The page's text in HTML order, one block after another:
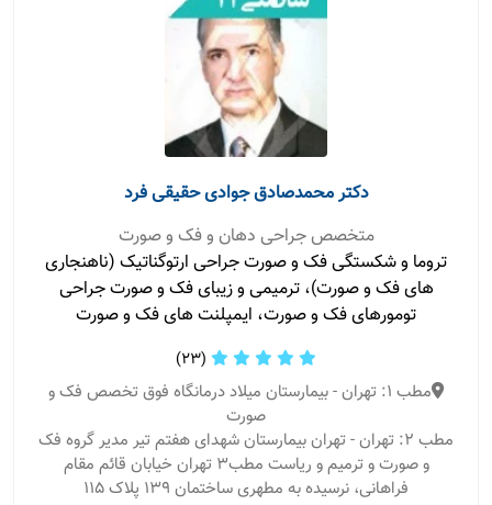
دکتر محمدصادق جوادی حقیقی فرد
متخصص جراحی دهان و فک و صورت
تروما و شکستگی فک و صورت جراحی ارتوگناتیک (ناهنجاری
های فک و صورت)، ترمیمی و زیبای فک و صورت جراحی
تومورهای فک و صورت، ایمپلنت های فک و صورت
(23)
مطب 1: تهران - بیمارستان میلاد درمانگاه فوق تخصص فک و
صورت
مطب 2: تهران - تهران بیمارستان شهدای هفتم تیر مدیر گروه فک
و صورت و ترمیم و ریاست مطب3 تهران خیابان قائم مقام
فراهانی، نرسیده به مطهری ساختمان 139 پلاک 115